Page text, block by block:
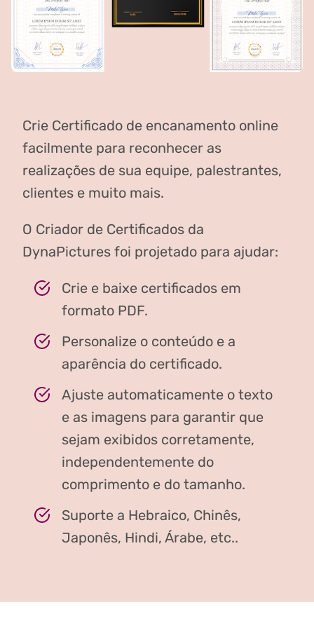
Crie Certificado de encanamento online
facilmente para reconhecer as
realizações de sua equipe, palestrantes,
clientes e muito mais.
O Criador de Certificados da
DynaPictures foi projetado para ajudar:
Crie e baixe certificados em
formato PDF.
Personalize o conteúdo e a
aparência do certificado.
Ajuste automaticamente o texto
e as imagens para garantir que
sejam exibidos corretamente,
independentemente do
comprimento e do tamanho.
Suporte a Hebraico, Chinês,
Japonês, Hindi, Árabe, etc..